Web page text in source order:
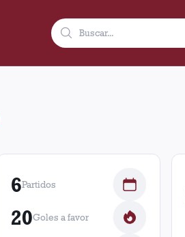
6Partidos
20Goles a favor